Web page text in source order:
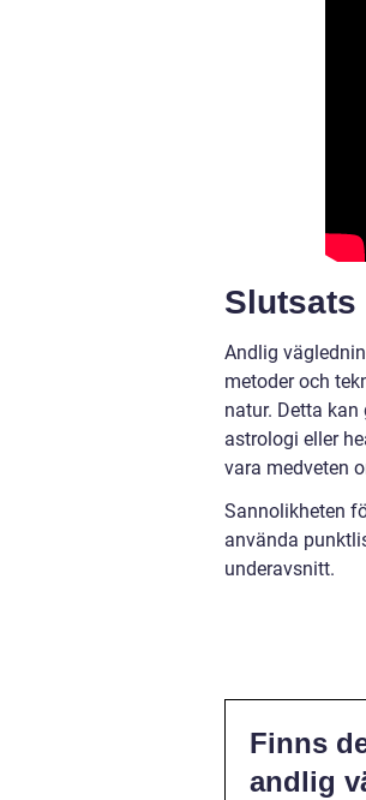
Slutsats
Andlig
metoder och
natur. Detta
astrologi eller
vara medveten
Sannolikheten
använda
underavsnitt.
Finns
andlig